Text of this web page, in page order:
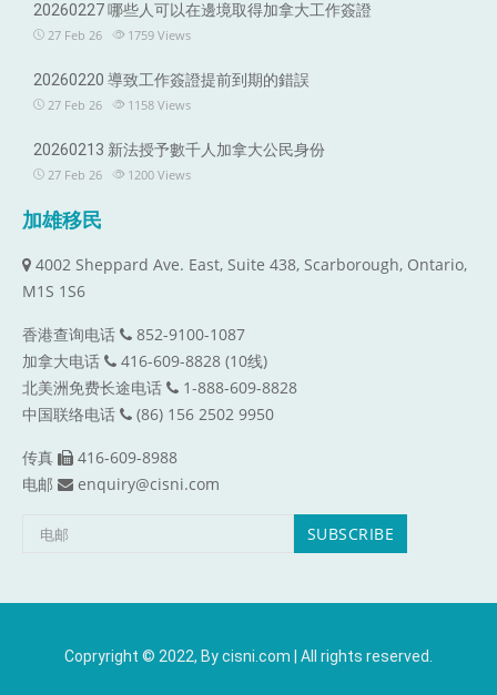
20260227 哪些人可以在邊境取得加拿大工作簽證
27 Feb 26 1759 Views
20260220 導致工作簽證提前到期的錯誤
27 Feb 26 1158 Views
20260213 新法授予數千人加拿大公民身份
27 Feb 26 1200 Views
加雄移民
4002 Sheppard Ave. East, Suite 438, Scarborough, Ontario,
M1S 1S6
香港查询电话
852-9100-1087
加拿大电话
416-609-8828 (10线)
北美洲免费长途电话
1-888-609-8828
中国联络电话
(86) 156 2502 9950
传真
416-609-8988
电邮
enquiry@cisni.com
Copryright © 2022, By cisni.com | All rights reserved.